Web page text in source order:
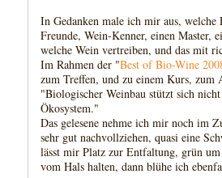
In Gedanken male ich mir aus,
Freunde, Wein-Kenner, einen Master,
welche Wein vertreiben, und das mit
Im Rahmen der "Best of Bio-Wine
zum Treffen, und zu einem Kurs, zum
"Biologischer Weinbau stützt sich
Ökosystem."
Das gelesene nehme ich mir noch im
sehr gut nachvollziehen, quasi eine
lässt mir Platz zur Entfaltung, grün
vom Hals halten, dann blühe ich